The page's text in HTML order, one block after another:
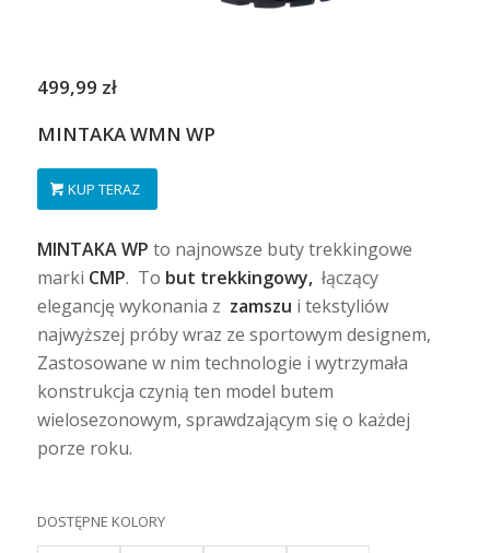
499,99 zł
MINTAKA WMN WP
KUP TERAZ
MINTAKA WP to najnowsze buty trekkingowe
marki CMP. To but trekkingowy, łączący
elegancję wykonania z zamszu i tekstyliów
najwyższej próby wraz ze sportowym designem,
Zastosowane w nim technologie i wytrzymała
konstrukcja czynią ten model butem
wielosezonowym, sprawdzającym się o każdej
porze roku.
DOSTĘPNE KOLORY